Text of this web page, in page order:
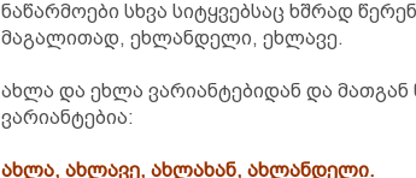
ნაწარმოები სხვა სიტყვებსაც ხშრად
მაგალითად, ეხლანდელი, ეხლავე.
ახლა და ეხლა ვარიანტებიდან და მათგან
ვარიანტებია:
ახლა, ახლავე, ახლახან, ახლანდელი.